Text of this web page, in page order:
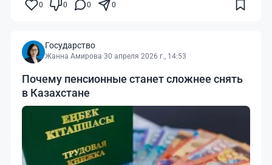
0 0 0 0
Государство
Жанна Амирова·30 апреля 2026 г., 14:53
Почему пенсионные станет сложнее снять
в Казахстане